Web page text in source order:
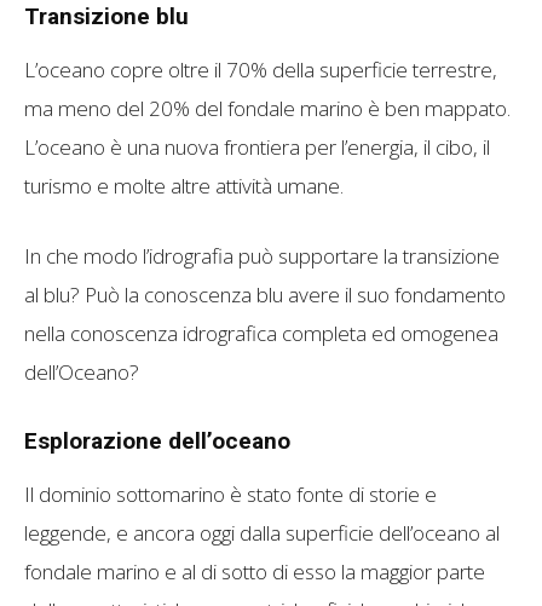
Transizione blu
L’oceano copre oltre il 70% della superficie terrestre,
ma meno del 20% del fondale marino è ben mappato.
L’oceano è una nuova frontiera per l’energia, il cibo, il
turismo e molte altre attività umane.
In che modo l’idrografia può supportare la transizione
al blu? Può la conoscenza blu avere il suo fondamento
nella conoscenza idrografica completa ed omogenea
dell’Oceano?
Esplorazione dell’oceano
Il dominio sottomarino è stato fonte di storie e
leggende, e ancora oggi dalla superficie dell’oceano al
fondale marino e al di sotto di esso la maggior parte